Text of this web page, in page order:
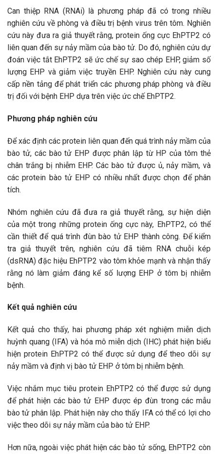
Can thiệp RNA (RNAi) là phương pháp đã có trong nhiều
nghiên cứu về phòng và điều trị bệnh virus trên tôm. Nghiên
cứu này đưa ra giả thuyết rằng, protein ống cực EhPTP2 có
liên quan đến sự nảy mầm của bào tử. Do đó, nghiên cứu dự
đoán việc tắt EhPTP2 sẽ ức chế sự sao chép EHP, giảm số
lượng EHP và giảm việc truyền EHP. Nghiên cứu này cung
cấp nền tảng để phát triển các phương pháp phòng và điều
trị đối với bệnh EHP dựa trên việc ức chế EhPTP2.
Phương pháp nghiên cứu
Để xác định các protein liên quan đến quá trình nảy mầm của
bào tử, các bào tử EHP được phân lập từ HP của tôm thẻ
chân trắng bị nhiễm EHP. Các bào tử được ủ, nảy mầm, và
các protein bào tử EHP có nhiều nhất được chọn để phân
tích.
Nhóm nghiên cứu đã đưa ra giả thuyết rằng, sự hiện diện
của một trong những protein ống cực này, EhPTP2, có thể
cần thiết để quá trình đùn bào tử EHP thành công. Để kiểm
tra giả thuyết trên, nghiên cứu đã tiêm RNA chuỗi kép
(dsRNA) đặc hiệu EhPTP2 vào tôm khỏe mạnh và nhận thấy
rằng nó làm giảm đáng kể số lượng EHP ở tôm bị nhiễm
bệnh.
Kết quả nghiên cứu
Kết quả cho thấy, hai phương pháp xét nghiệm miễn dịch
huỳnh quang (IFA) và hóa mô miễn dịch (IHC) phát hiện biểu
hiện protein EhPTP2 có thể được sử dụng để theo dõi sự
nảy mầm và định vị bào tử EHP ở tôm bị nhiễm bệnh.
Việc nhắm mục tiêu protein EhPTP2 có thể được sử dụng
để phát hiện các bào tử EHP được ép đùn trong các mẫu
bào tử phân lập. Phát hiện này cho thấy IFA có thể có lợi cho
việc theo dõi sự nảy mầm của bào tử EHP.
Hơn nữa, ngoài việc phát hiện các bào tử sống, EhPTP2 còn